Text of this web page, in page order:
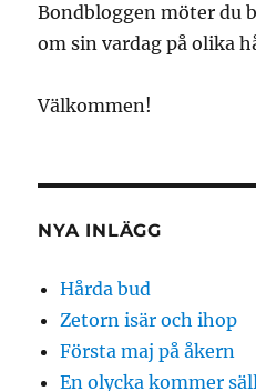
Bondbloggen möter du
om sin vardag på olika
Välkommen!
NYA INLÄGG
Hårda bud
Zetorn isär och ihop
Första maj på åkern
En olycka kommer